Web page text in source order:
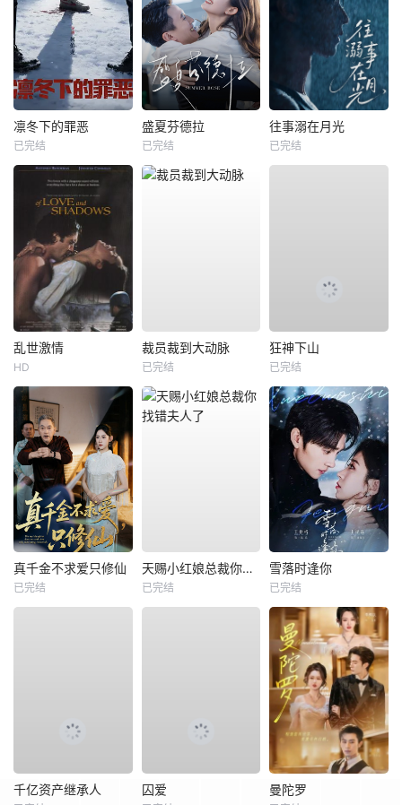
凛冬下的罪恶
已完结
盛夏芬德拉
已完结
往事溺在月光
已完结
乱世激情
HD
裁员裁到大动脉
已完结
狂神下山
已完结
真千金不求爱只修仙
已完结
天赐小红娘总裁你找错夫人了
已完结
雪落时逢你
已完结
千亿资产继承人 囚爱 曼陀罗